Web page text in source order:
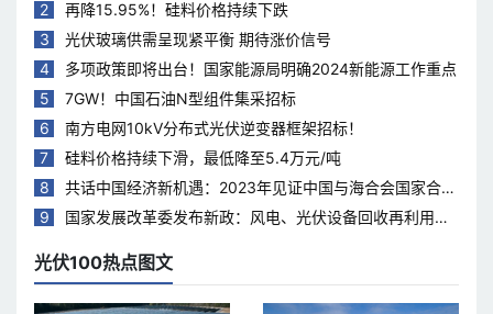
2
再降15.95%！硅料价格持续下跌
3
光伏玻璃供需呈现紧平衡 期待涨价信号
4
多项政策即将出台！国家能源局明确2024新能源工作重点
5
7GW！中国石油N型组件集采招标
6
南方电网10kV分布式光伏逆变器框架招标！
7
硅料价格持续下滑，最低降至5.4万元/吨
8
共话中国经济新机遇：2023年见证中国与海合会国家合作
热度持续升温
9
国家发展改革委发布新政：风电、光伏设备回收再利用，
光伏100热点图文